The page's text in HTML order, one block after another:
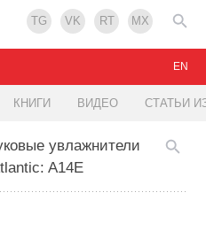
TG VK RT MX
КНИГИ ВИДЕО СТАТЬИ
EN
увлажнители
A14E